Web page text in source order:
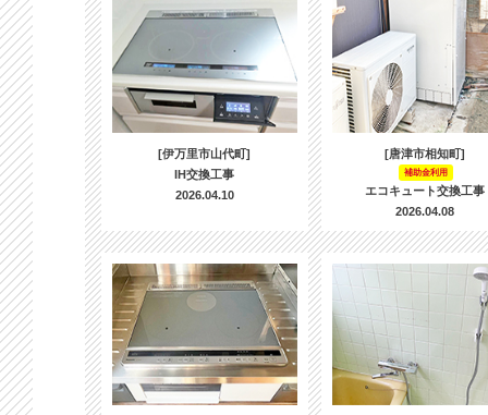
[伊万里市山代町]
IH交換工事
2026.04.10
[唐津市相知町]
補助金利用
エコキュート交換工事
2026.04.08